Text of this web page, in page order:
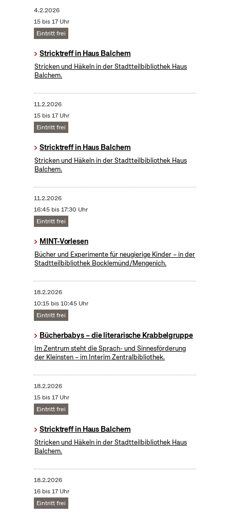
4.2.2026
15 bis 17 Uhr
Eintritt frei
Stricktreff in Haus Balchem
Stricken und Häkeln in der Stadtteilbibliothek Haus
Balchem.
11.2.2026
15 bis 17 Uhr
Eintritt frei
Stricktreff in Haus Balchem
Stricken und Häkeln in der Stadtteilbibliothek Haus
Balchem.
11.2.2026
16:45 bis 17:30 Uhr
Eintritt frei
MINT-Vorlesen
Bücher und Experimente für neugierige Kinder – in der
Stadtteilbibliothek Bocklemünd/Mengenich.
18.2.2026
10:15 bis 10:45 Uhr
Eintritt frei
Bücherbabys – die literarische Krabbelgruppe
Im Zentrum steht die Sprach- und Sinnesförderung
der Kleinsten – im Interim Zentralbibliothek.
18.2.2026
15 bis 17 Uhr
Eintritt frei
Stricktreff in Haus Balchem
Stricken und Häkeln in der Stadtteilbibliothek Haus
Balchem.
18.2.2026
16 bis 17 Uhr
Eintritt frei